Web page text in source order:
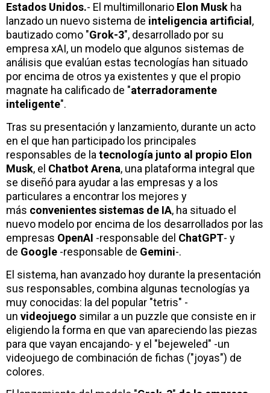
Estados Unidos.- El multimillonario Elon Musk ha
lanzado un nuevo sistema de inteligencia artificial ,
bautizado como "Grok-3", desarrollado por su
empresa xAI, un modelo que algunos sistemas de
análisis que evalúan estas tecnologías han situado
por encima de otros ya existentes y que el propio
magnate ha calificado de "aterradoramente
inteligente".
Tras su presentación y lanzamiento, durante un acto
en el que han participado los principales
responsables de latecnología junto al propio Elon
Musk, el Chatbot Arena, una plataforma integral que
se diseñó para ayudar a las empresas y a los
particulares a encontrar los mejores y
más convenientes sistemas de IA, ha situado el
nuevo modelo por encima de los desarrollados por las
empresas OpenAI -responsable del ChatGPT- y
de Google -responsable de Gemini-.
El sistema, han avanzado hoy durante la presentación
sus responsables, combina algunas tecnologías ya
muy conocidas: la del popular "tetris" -
un videojuego similar a un puzzle que consiste en ir
eligiendo la forma en que van apareciendo las piezas
para que vayan encajando- y el "bejeweled" -un
videojuego de combinación de fichas ("joyas") de
colores.